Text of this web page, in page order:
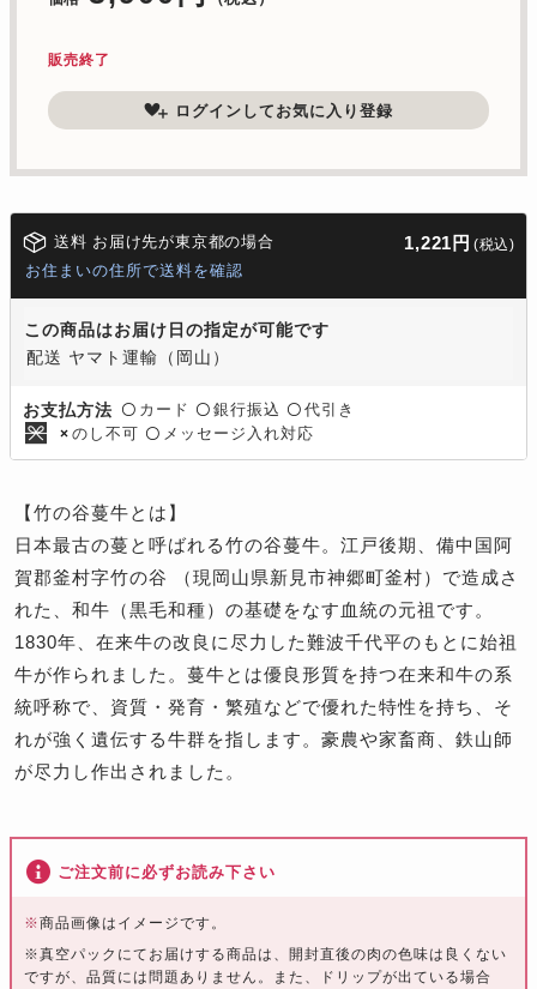
販売終了
ログインしてお気に入り登録
送料 お届け先が東京都の場合 1,221円 (税込)
お住まいの住所で送料を確認
この商品はお届け日の指定が可能です
配送 ヤマト運輸（岡山）
お支払方法 〇 カード 〇 銀行振込 〇 代引き
× のし不可 〇 メッセージ入れ対応
【竹の谷蔓牛とは】
日本最古の蔓と呼ばれる竹の谷蔓牛。江戸後期、備中国阿
賀郡釜村字竹の谷 （現岡山県新見市神郷町釜村）で造成さ
れた、和牛（黒毛和種）の基礎をなす血統の元祖です。
1830年、在来牛の改良に尽力した難波千代平のもとに始祖
牛が作られました。蔓牛とは優良形質を持つ在来和牛の系
統呼称で、資質・発育・繁殖などで優れた特性を持ち、そ
れが強く遺伝する牛群を指します。豪農や家畜商、鉄山師
が尽力し作出されました。
ご注文前に必ずお読み下さい
※商品画像はイメージです。
※真空パックにてお届けする商品は、開封直後の肉の色味は良くない
ですが、品質には問題ありません。また、ドリップが出ている場合